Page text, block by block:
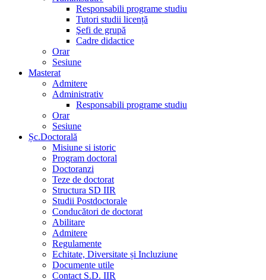
Responsabili programe studiu
Tutori studii licență
Şefi de grupă
Cadre didactice
Orar
Sesiune
Masterat
Admitere
Administrativ
Responsabili programe studiu
Orar
Sesiune
Șc.Doctorală
Misiune si istoric
Program doctoral
Doctoranzi
Teze de doctorat
Structura SD IIR
Studii Postdoctorale
Conducători de doctorat
Abilitare
Admitere
Regulamente
Echitate, Diversitate și Incluziune
Documente utile
Contact S.D. IIR